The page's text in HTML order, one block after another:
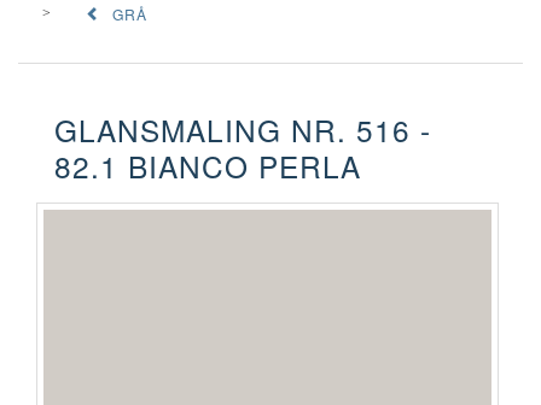
GRÅ
GLANSMALING NR. 516 -
82.1 BIANCO PERLA